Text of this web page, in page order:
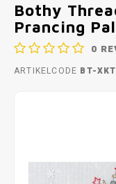
Bothy
Prancing
0
ARTIKELCODE BT-